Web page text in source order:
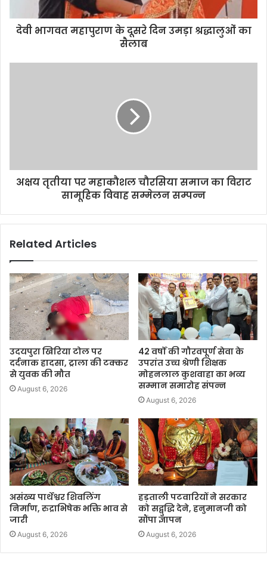
देवी भागवत महापुराण के दूसरे दिन उमड़ा श्रद्धालुओं का
सैलाब
अक्षय तृतीया पर महाकौशल चौरसिया समाज का विराट
सामूहिक विवाह सम्मेलन सम्पन्न
Related Articles
उदयपुरा खिरिया टोल पर
दर्दनाक हादसा, ट्राला की टक्कर
से युवक की मौत
August 6, 2026
42 वर्षों की गौरवपूर्ण सेवा के
उपरांत उच्च श्रेणी शिक्षक
मोहनलाल कुशवाहा का भव्य
सम्मान समारोह संपन्न
August 6, 2026
असंख्य पार्थेश्वर शिवलिंग
निर्माण, रुद्राभिषेक भक्ति भाव से
जारी
August 6, 2026
हड़ताली पटवारियों ने सरकार
को सद्बुद्धि देने, हनुमानजी को
सौंपा ज्ञापन
August 6, 2026